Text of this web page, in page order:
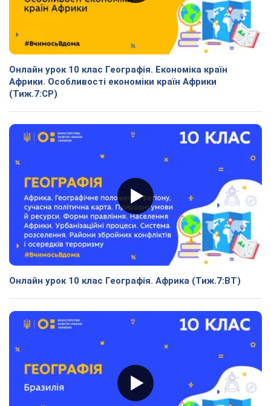
Онлайн урок 10 клас Географія. Економіка країн
Африки. Особливості економіки країн Африки
(Тиж.7:СР)
Онлайн урок 10 клас Географія. Африка (Тиж.7:ВТ)